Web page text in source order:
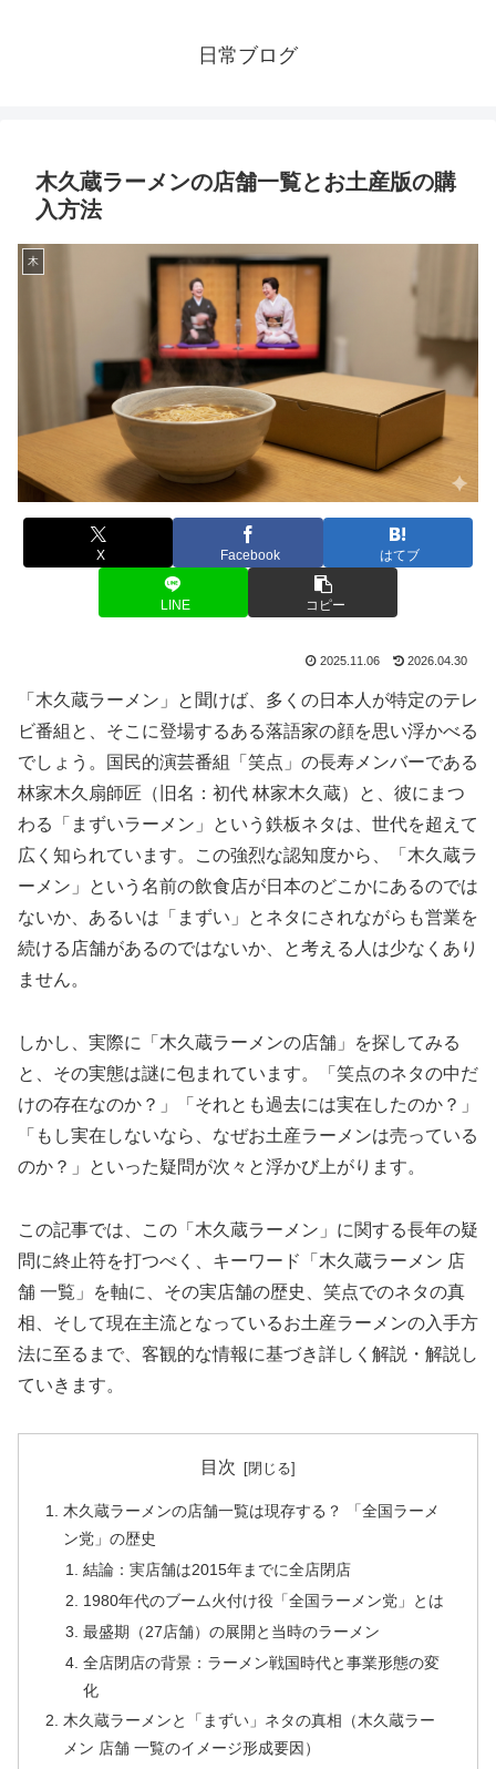
日常ブログ
木久蔵ラーメンの店舗一覧とお土産版の購
入方法
木
X Facebook はてブ
LINE コピー
2025.11.06 2026.04.30
「木久蔵ラーメン」と聞けば、多くの日本人が特定のテレ
ビ番組と、そこに登場するある落語家の顔を思い浮かべる
でしょう。国民的演芸番組「笑点」の長寿メンバーである
林家木久扇師匠（旧名：初代 林家木久蔵）と、彼にまつ
わる「まずいラーメン」という鉄板ネタは、世代を超えて
広く知られています。この強烈な認知度から、「木久蔵ラ
ーメン」という名前の飲食店が日本のどこかにあるのでは
ないか、あるいは「まずい」とネタにされながらも営業を
続ける店舗があるのではないか、と考える人は少なくあり
ません。
しかし、実際に「木久蔵ラーメンの店舗」を探してみる
と、その実態は謎に包まれています。「笑点のネタの中だ
けの存在なのか？」「それとも過去には実在したのか？」
「もし実在しないなら、なぜお土産ラーメンは売っている
のか？」といった疑問が次々と浮かび上がります。
この記事では、この「木久蔵ラーメン」に関する長年の疑
問に終止符を打つべく、キーワード「木久蔵ラーメン 店
舗 一覧」を軸に、その実店舗の歴史、笑点でのネタの真
相、そして現在主流となっているお土産ラーメンの入手方
法に至るまで、客観的な情報に基づき詳しく解説・解説し
ていきます。
目次
木久蔵ラーメンの店舗一覧は現存する？ 「全国ラーメ
ン党」の歴史
結論：実店舗は2015年までに全店閉店
1980年代のブーム火付け役「全国ラーメン党」とは
最盛期（27店舗）の展開と当時のラーメン
全店閉店の背景：ラーメン戦国時代と事業形態の変
化
木久蔵ラーメンと「まずい」ネタの真相（木久蔵ラー
メン 店舗 一覧のイメージ形成要因）